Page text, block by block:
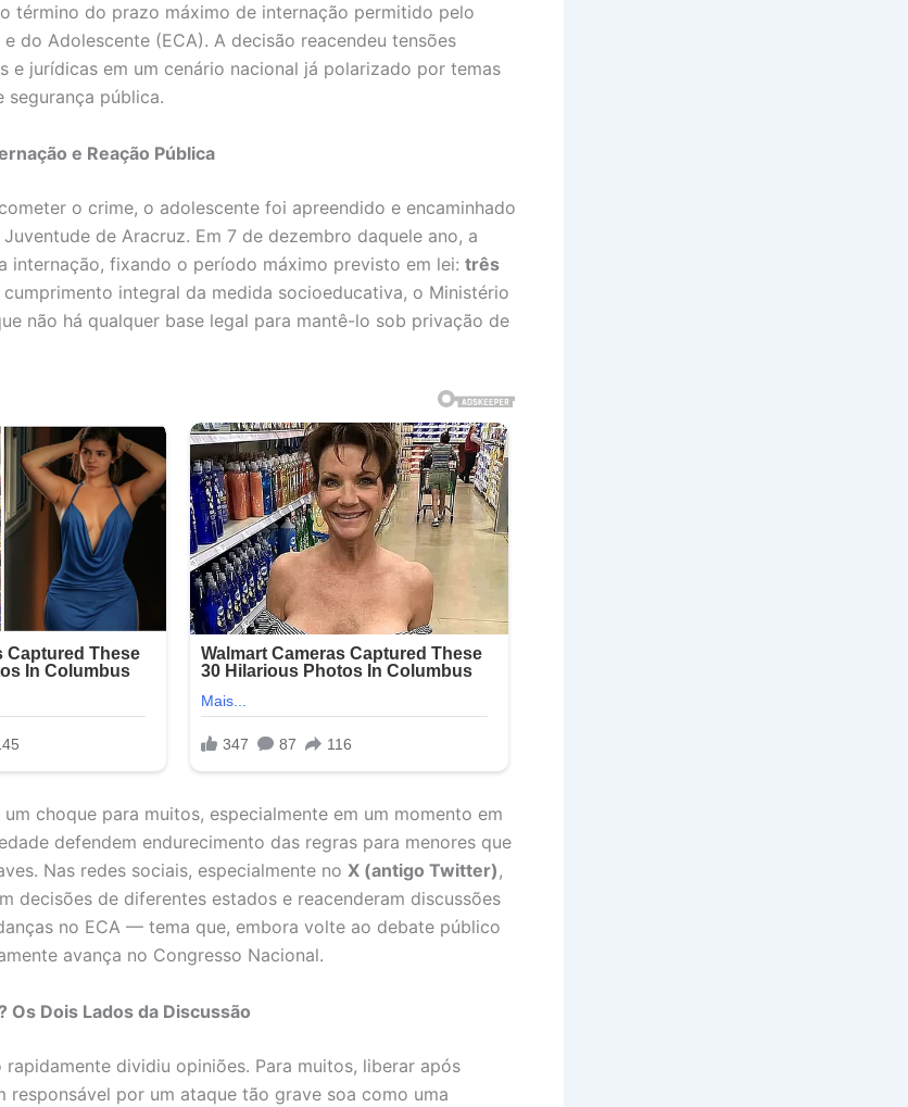
término do prazo máximo de internação permitido pelo
do Adolescente (ECA). A decisão reacendeu tensões
e jurídicas em um cenário nacional já polarizado por temas
segurança pública.
e Reação Pública
o crime, o adolescente foi apreendido e encaminhado
de Aracruz. Em 7 de dezembro daquele ano, a
internação, fixando o período máximo previsto em lei: três
integral da medida socioeducativa, o Ministério
não há qualquer base legal para mantê-lo sob privação de
choque para muitos, especialmente em um momento em
defendem endurecimento das regras para menores que
Nas redes sociais, especialmente no X (antigo Twitter),
decisões de diferentes estados e reacenderam discussões
no ECA — tema que, embora volte ao debate público
avança no Congresso Nacional.
Os Dois Lados da Discussão
rapidamente dividiu opiniões. Para muitos, liberar após
responsável por um ataque tão grave soa como uma